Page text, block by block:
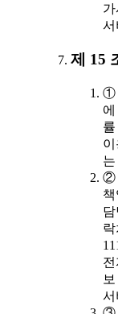
서
제 15
①
②
전
서